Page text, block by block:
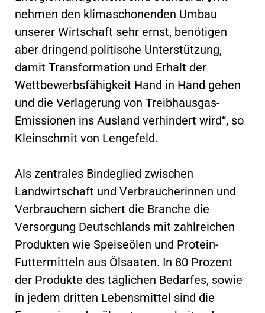
nehmen den klimaschonenden Umbau
unserer Wirtschaft sehr ernst, benötigen
aber dringend politische Unterstützung,
damit Transformation und Erhalt der
Wettbewerbsfähigkeit Hand in Hand gehen
und die Verlagerung von Treibhausgas-
Emissionen ins Ausland verhindert wird“, so
Kleinschmit von Lengefeld.
Als zentrales Bindeglied zwischen
Landwirtschaft und Verbraucherinnen und
Verbrauchern sichert die Branche die
Versorgung Deutschlands mit zahlreichen
Produkten wie Speiseölen und Protein-
Futtermitteln aus Ölsaaten. In 80 Prozent
der Produkte des täglichen Bedarfes, sowie
in jedem dritten Lebensmittel sind die